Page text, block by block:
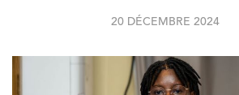
20 DÉCEMBRE 2024